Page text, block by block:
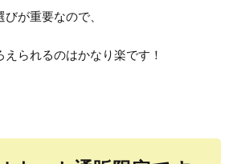
が重要なので、
られるのはかなり楽です！